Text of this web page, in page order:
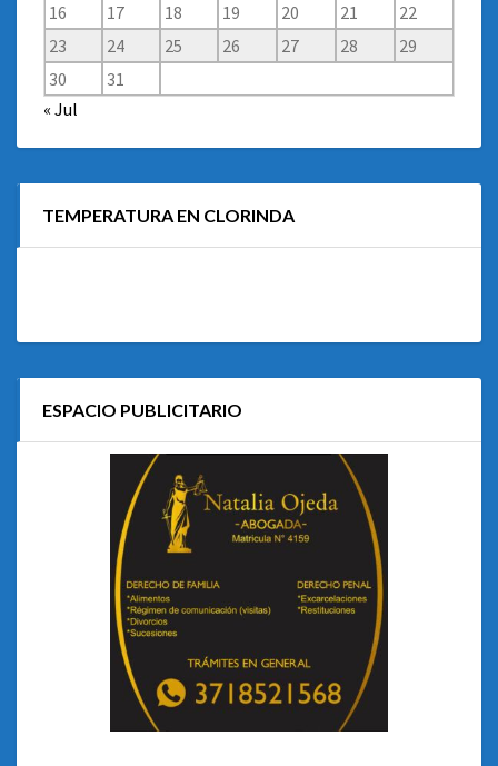
16
17 18 19 20 21
22
23
24 25 26 27 28
29
30
31
« Jul
TEMPERATURA EN CLORINDA
ESPACIO PUBLICITARIO